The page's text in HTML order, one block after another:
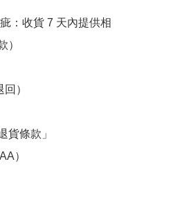
：收貨 7 天內提供相
）
）
貨條款」
）